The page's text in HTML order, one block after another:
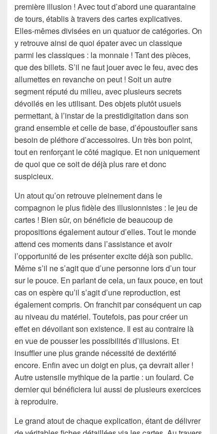
première illusion ! Avec tout d’abord une quarantaine
de tours, établis à travers des cartes explicatives.
Elles-mêmes divisées en un quatuor de catégories. On
y retrouve ainsi de quoi épater avec un classique
parmi les classiques : la monnaie ! Tant des pièces,
que des billets. S’il ne faut jouer avec le feu, avec des
allumettes en revanche on peut ! Soit un autre
segment réputé du milieu, avec plusieurs secrets
dévoilés en les utilisant. Des objets plutôt usuels
permettant, à l’instar de la prestidigitation dans son
grand ensemble et celle de base, d’époustoufler sans
besoin de pléthore d’accessoires. Un très bon point,
tout en renforçant le côté magique. Et non uniquement
de quoi que ce soit de déjà plus rare et donc
suspicieux.
Un atout qu’on retrouve pleinement dans le
compagnon le plus fidèle des illusionnistes : le jeu de
cartes ! Bien sûr, on bénéficie de beaucoup de
propositions également autour d’elles. Tout le monde
attend ces moments dans l’assistance et avoir
l’opportunité de les présenter excite déjà son public.
Même s’il ne s’agit que d’une personne lors d’un tour
sur le pouce. En parlant de cela, un faux pouce, en tout
cas on espère qu’il s’agit d’une reproduction, est
également compris. On franchit par conséquent un cap
au niveau du matériel. Toutefois, pas pour créer un
effet en dévoilant son existence. Il est au contraire là
en vue de pousser les possibilités d’illusions. Et
insuffler une plus grande nécessité de dextérité
encore. Enfin avec un doigt en plus, ça devrait aller !
Autre ustensile mythique de la partie : un foulard. Ce
dernier qui bénéficiera lui aussi de plusieurs exercices
à reproduire.
Le grand atout de chaque explication, étant de délivrer